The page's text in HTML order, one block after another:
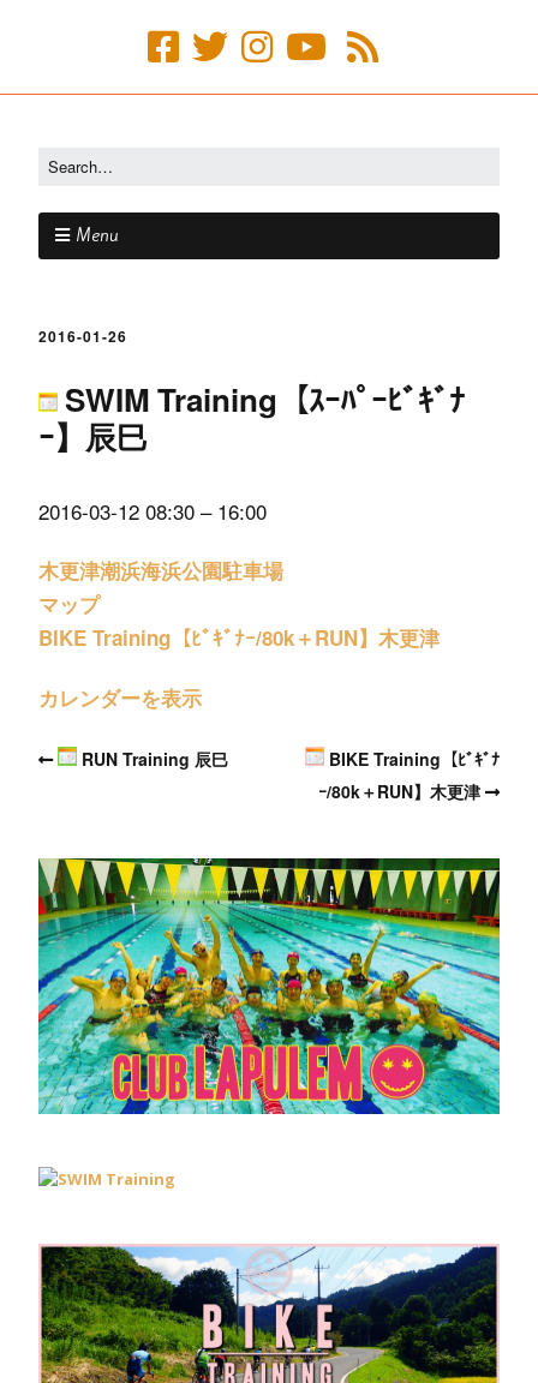
Menu
2016-01-26
SWIM Training【ｽｰﾊﾟｰﾋﾞｷﾞﾅ
ｰ】辰巳
2016-03-12 08:30 – 16:00
木更津潮浜海浜公園駐車場
マップ
BIKE Training【ﾋﾞｷﾞﾅｰ/80k＋RUN】木更津
カレンダーを表示
RUN Training 辰巳
BIKE Training【ﾋﾞｷﾞﾅ
ｰ/80k＋RUN】木更津